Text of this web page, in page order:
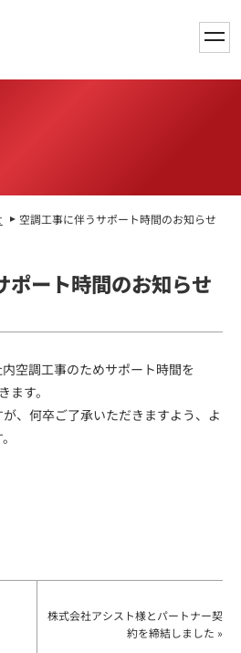
toggle
空調工事に伴うサポート時間のお知らせ
ポート時間のお知らせ
空調工事のためサポート時間を
す。
、何卒ご了承いただきますよう、よ
株式会社アシスト様とパートナー契
約を締結しました »